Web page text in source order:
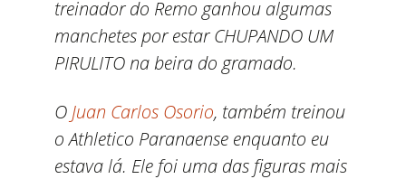
treinador do Remo ganhou algumas
manchetes por estar CHUPANDO UM
PIRULITO na beira do gramado.
O Juan Carlos Osorio, também treinou
o Athletico Paranaense enquanto eu
estava lá. Ele foi uma das figuras mais